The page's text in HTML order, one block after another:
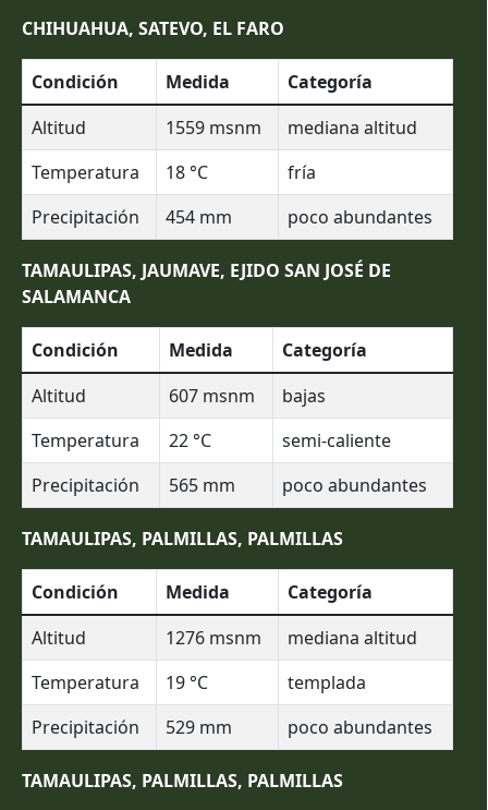
CHIHUAHUA, SATEVO, EL FARO
Condición Medida
Categoría
Altitud
1559 msnm
mediana altitud
Temperatura
18 °C
fría
Precipitación
454 mm poco abundantes
TAMAULIPAS, JAUMAVE, EJIDO SAN JOSÉ DE
SALAMANCA
Condición Medida
Categoría
Altitud
607 msnm
bajas
Temperatura
22 °C
semi-caliente
Precipitación
565 mm poco abundantes
TAMAULIPAS, PALMILLAS, PALMILLAS
Condición Medida
Categoría
Altitud
1276 msnm
mediana altitud
Temperatura
19 °C
templada
Precipitación
529 mm poco abundantes
TAMAULIPAS, PALMILLAS, PALMILLAS